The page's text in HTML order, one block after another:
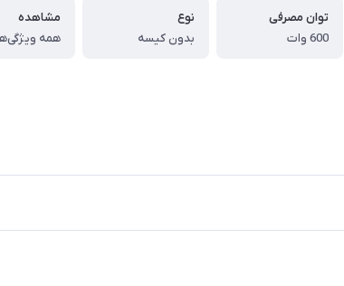
توان مصرفی
600 وات
نوع
بدون کیسه
مشاهده
همه